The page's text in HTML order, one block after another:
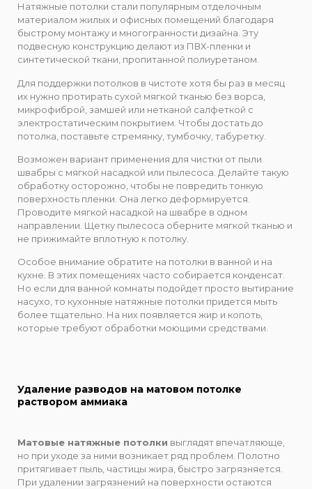
Натяжные потолки стали популярным отделочным
материалом жилых и офисных помещений благодаря
быстрому монтажу и многогранности дизайна. Эту
подвесную конструкцию делают из ПВХ-пленки и
синтетической ткани, пропитанной полиуретаном.
Для поддержки потолков в чистоте хотя бы раз в месяц
их нужно протирать сухой мягкой тканью без ворса,
микрофиброй, замшей или нетканой салфеткой с
электростатическим покрытием. Чтобы достать до
потолка, поставьте стремянку, тумбочку, табуретку.
Возможен вариант применения для чистки от пыли
швабры с мягкой насадкой или пылесоса. Делайте такую
обработку осторожно, чтобы не повредить тонкую
поверхность пленки. Она легко деформируется.
Проводите мягкой насадкой на швабре в одном
направлении. Щетку пылесоса оберните мягкой тканью и
не прижимайте вплотную к потолку.
Особое внимание обратите на потолки в ванной и на
кухне. В этих помещениях часто собирается конденсат.
Но если для ванной комнаты подойдет просто вытирание
насухо, то кухонные натяжные потолки придется мыть
более тщательно. На них появляется жир и копоть,
которые требуют обработки моющими средствами.
Удаление разводов на матовом потолке
раствором аммиака
Матовые натяжные потолки выглядят впечатляюще,
но при уходе за ними возникает ряд проблем. Полотно
притягивает пыль, частицы жира, быстро загрязняется.
При удалении загрязнений на поверхности остаются